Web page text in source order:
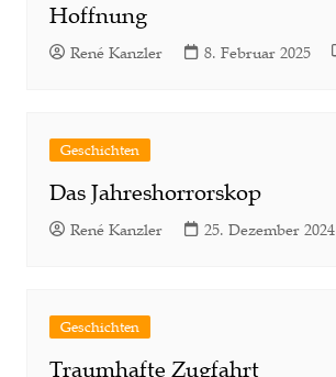
Hoffnung
René Kanzler 8. Februar 2025
Geschichten
Das Jahreshorrorskop
René Kanzler 25. Dezember 2024
Geschichten
Traumhafte Zugfahrt